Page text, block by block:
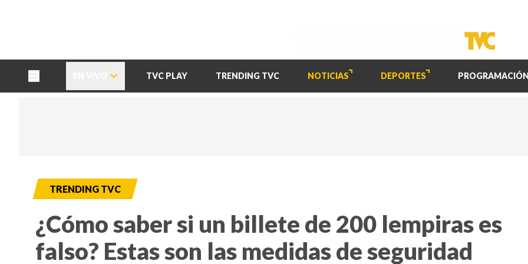
TVC PLAY TRENDING TVC NOTICIAS DEPORTES PROGRAMACIÓN
TRENDING TVC
¿Cómo saber si un billete de 200 lempiras es
falso? Estas son las medidas de seguridad